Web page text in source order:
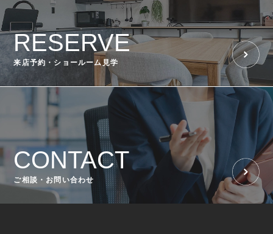
RESERVE
来店予約・ショールーム見学
CONTACT
ご相談・お問い合わせ